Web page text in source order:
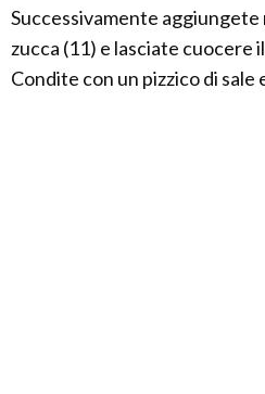
Successivamente aggiungete
zucca (11) e lasciate cuocere
Condite con un pizzico di sale